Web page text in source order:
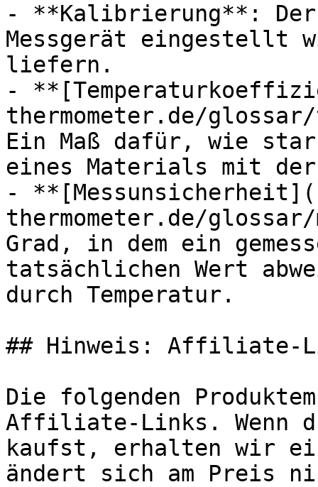
- **Kalibrierung**: Der
Messgerät eingestellt
liefern.
-
thermometer.de/
Ein Maß dafür, wie
eines Materials mit der
-
thermometer.de/
Grad, in dem ein
tatsächlichen Wert
durch Temperatur.
## Hinweis: Affiliate-
Die folgenden
Affiliate-Links. Wenn
kaufst, erhalten wir
ändert sich am Preis